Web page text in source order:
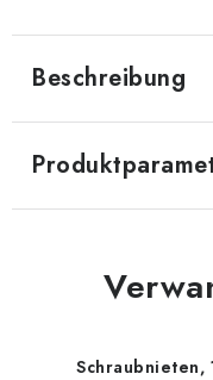
Beschreibung
Schraubnieten,